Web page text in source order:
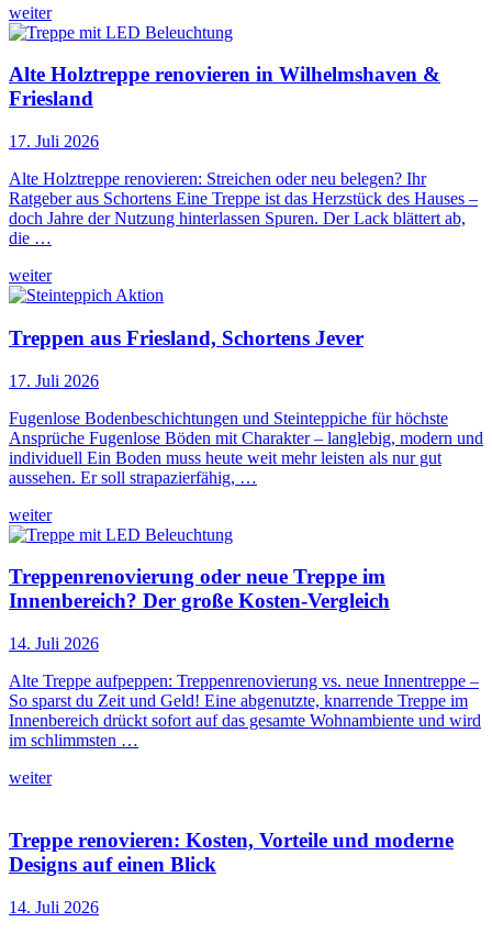
weiter
Alte Holztreppe renovieren in Wilhelmshaven &
Friesland
17. Juli 2026
Alte Holztreppe renovieren: Streichen oder neu belegen? Ihr
Ratgeber aus Schortens Eine Treppe ist das Herzstück des Hauses –
doch Jahre der Nutzung hinterlassen Spuren. Der Lack blättert ab,
die …
weiter
Treppen aus Friesland, Schortens Jever
17. Juli 2026
Fugenlose Bodenbeschichtungen und Steinteppiche für höchste
Ansprüche Fugenlose Böden mit Charakter – langlebig, modern und
individuell Ein Boden muss heute weit mehr leisten als nur gut
aussehen. Er soll strapazierfähig, …
weiter
Treppenrenovierung oder neue Treppe im
Innenbereich? Der große Kosten-Vergleich
14. Juli 2026
Alte Treppe aufpeppen: Treppenrenovierung vs. neue Innentreppe –
So sparst du Zeit und Geld! Eine abgenutzte, knarrende Treppe im
Innenbereich drückt sofort auf das gesamte Wohnambiente und wird
im schlimmsten …
weiter
Treppe renovieren: Kosten, Vorteile und moderne
Designs auf einen Blick
14. Juli 2026